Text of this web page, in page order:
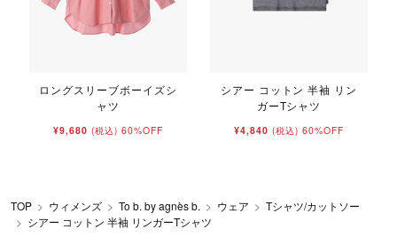
ロングスリーブボーイズシ
ャツ
¥9,680 (税込) 60%OFF
シアー コットン 半袖 リン
ガーTシャツ
¥4,840 (税込) 60%OFF
TOP ウィメンズ To b. by agnès b. ウェア
Tシャツ/カットソー
シアー コットン 半袖 リンガーTシャツ